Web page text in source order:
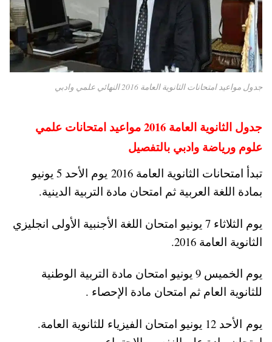
جدول مواعيد امتحانات الثانوية العامة 2016 النهائي علمي وادبي
جدول الثانوية العامة 2016 مواعيد امتحانات علمي
علوم ورياضة وادبي بالتفصيل
تبدأ امتحانات الثانوية العامة 2016 يوم الأحد 5 يونيو
بمادة اللغة العربية ثم امتحان مادة التربية الدينية.
يوم الثلاثاء 7 يونيو امتحان اللغة الأجنبية الأولى انجليزي
الثانوية العامة 2016.
يوم الخميس 9 يونيو امتحان مادة التربية الوطنية
للثانوية العام ثم امتحان مادة الإحصاء .
يوم الأحد 12 يونيو امتحان الفيزياء للثانوية العامة.